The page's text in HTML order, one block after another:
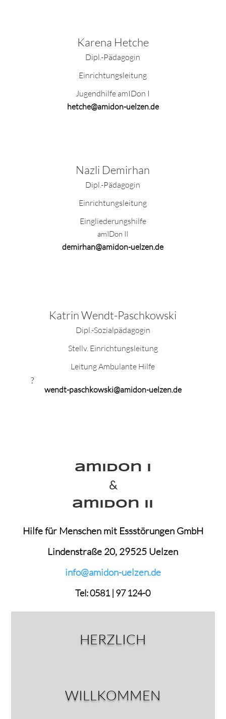
Karena Hetche
Dipl.-Pädagogin
Einrichtungsleitung
Jugendhilfe amIDon I
hetche@amidon-uelzen.de
Nazli Demirhan
Dipl.-Pädagogin
Einrichtungsleitung
Eingliederungshilfe
amIDon II
demirhan@amidon-uelzen.de
Katrin Wendt-Paschkowski
Dipl.-Sozialpädagogin
Stellv. Einrichtungsleitung
Leitung Ambulante Hilfe
?
wendt-paschkowski@amidon-uelzen.de
am Don I
&
amIDon II­
Hilfe für Menschen mit Essstörungen GmbH
Lindenstraße 20, 29525 Uelzen
info@amidon-uelzen.de
Tel: 0581 | 97 124-0
HERZLICH
WILLKOMMEN